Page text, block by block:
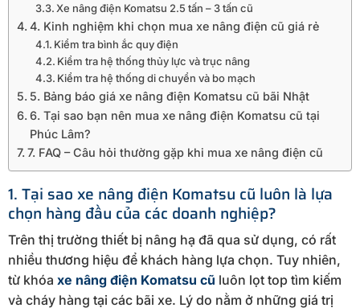
Xe nâng điện Komatsu 2.5 tấn – 3 tấn cũ
4. Kinh nghiệm khi chọn mua xe nâng điện cũ giá rẻ
Kiểm tra bình ắc quy điện
Kiểm tra hệ thống thủy lực và trục nâng
Kiểm tra hệ thống di chuyển và bo mạch
5. Bảng báo giá xe nâng điện Komatsu cũ bãi Nhật
6. Tại sao bạn nên mua xe nâng điện Komatsu cũ tại
Phúc Lâm?
7. FAQ – Câu hỏi thường gặp khi mua xe nâng điện cũ
1. Tại sao xe nâng điện Komatsu cũ luôn là lựa
chọn hàng đầu của các doanh nghiệp?
Trên thị trường thiết bị nâng hạ đã qua sử dụng, có rất
nhiều thương hiệu để khách hàng lựa chọn. Tuy nhiên,
từ khóa xe nâng điện Komatsu cũ luôn lọt top tìm kiếm
và cháy hàng tại các bãi xe. Lý do nằm ở những giá trị